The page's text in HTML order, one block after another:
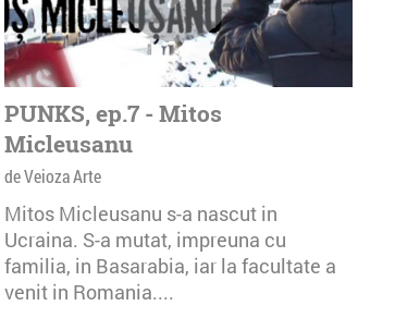
PUNKS, ep.7 - Mitos
Micleusanu
de Veioza Arte
Mitos Micleusanu s-a nascut in
Ucraina. S-a mutat, impreuna cu
familia, in Basarabia, iar la facultate a
venit in Romania....